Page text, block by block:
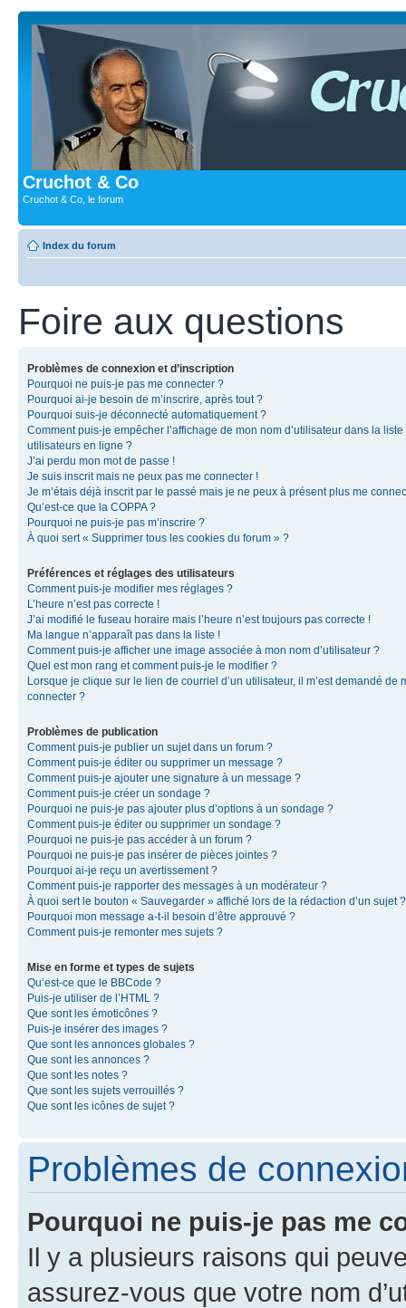
Cruchot & Co
Cruchot & Co, le forum
Index du forum
Foire aux questions
Problèmes de connexion et d’inscription
Pourquoi ne puis-je pas me connecter ?
Pourquoi ai-je besoin de m’inscrire, après tout ?
Pourquoi suis-je déconnecté automatiquement ?
Comment puis-je empêcher l’affichage de mon nom d’utilisateur dans la liste
utilisateurs en ligne ?
J’ai perdu mon mot de passe !
Je suis inscrit mais ne peux pas me connecter !
Je m’étais déjà inscrit par le passé mais je ne peux à présent plus me
Qu’est-ce que la COPPA ?
Pourquoi ne puis-je pas m’inscrire ?
À quoi sert « Supprimer tous les cookies du forum » ?
Préférences et réglages des utilisateurs
Comment puis-je modifier mes réglages ?
L’heure n’est pas correcte !
J’ai modifié le fuseau horaire mais l’heure n’est toujours pas correcte !
Ma langue n’apparaît pas dans la liste !
Comment puis-je afficher une image associée à mon nom d’utilisateur ?
Quel est mon rang et comment puis-je le modifier ?
Lorsque je clique sur le lien de courriel d’un utilisateur, il m’est demandé de
connecter ?
Problèmes de publication
Comment puis-je publier un sujet dans un forum ?
Comment puis-je éditer ou supprimer un message ?
Comment puis-je ajouter une signature à un message ?
Comment puis-je créer un sondage ?
Pourquoi ne puis-je pas ajouter plus d’options à un sondage ?
Comment puis-je éditer ou supprimer un sondage ?
Pourquoi ne puis-je pas accéder à un forum ?
Pourquoi ne puis-je pas insérer de pièces jointes ?
Pourquoi ai-je reçu un avertissement ?
Comment puis-je rapporter des messages à un modérateur ?
À quoi sert le bouton « Sauvegarder » affiché lors de la rédaction d’un sujet ?
Pourquoi mon message a-t-il besoin d’être approuvé ?
Comment puis-je remonter mes sujets ?
Mise en forme et types de sujets
Qu’est-ce que le BBCode ?
Puis-je utiliser de l’HTML ?
Que sont les émoticônes ?
Puis-je insérer des images ?
Que sont les annonces globales ?
Que sont les annonces ?
Que sont les notes ?
Que sont les sujets verrouillés ?
Que sont les icônes de sujet ?
Problèmes de
Pourquoi ne puis-je pas me
Il y a plusieurs raisons qui
assurez-vous que votre nom